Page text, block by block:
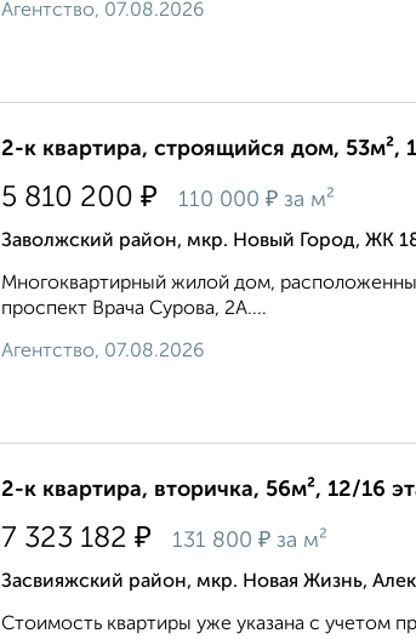
Агентство, 07.08.2026
2-к квартира, строящийся дом, 53м²,
5 810 200 ₽ 110 000 ₽ за м²
Заволжский район, мкр. Новый Город, ЖК
Многоквартирный жилой дом,
проспект Врача Сурова, 2А....
Агентство, 07.08.2026
2-к квартира, вторичка, 56м², 12/16
7 323 182 ₽ 131 800 ₽ за м²
Засвияжский район, мкр. Новая Жизнь,
Стоимость квартиры уже укaзaна c учeтoм